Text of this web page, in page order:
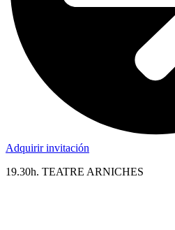
Adquirir invitación
19.30h. TEATRE ARNICHES